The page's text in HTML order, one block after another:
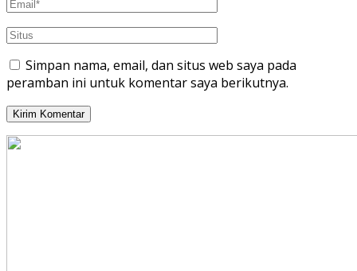
Simpan nama, email, dan situs web saya pada
peramban ini untuk komentar saya berikutnya.